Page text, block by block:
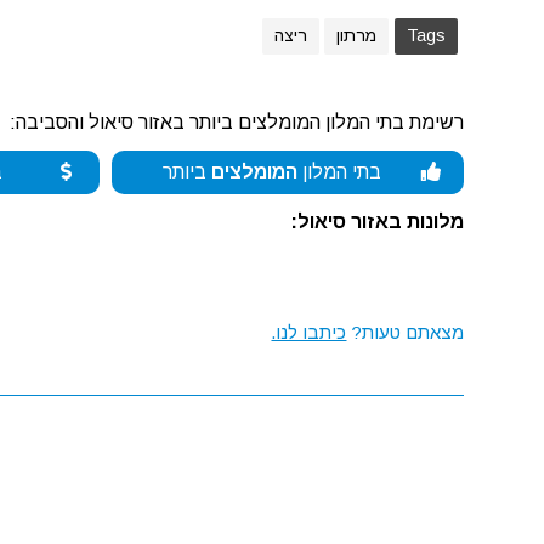
Tags מרתון ריצה
רשימת בתי המלון המומלצים ביותר באזור סיאול והסביבה:
בתי המלון המומלצים ביותר
מלונות באזור סיאול:
מצאתם טעות? כיתבו לנו.